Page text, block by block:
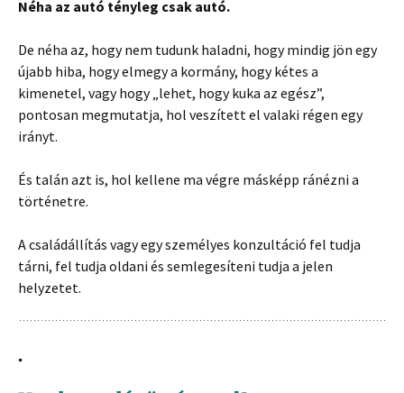
Néha az autó tényleg csak autó.
De néha az, hogy nem tudunk haladni, hogy mindig jön egy
újabb hiba, hogy elmegy a kormány, hogy kétes a
kimenetel, vagy hogy „lehet, hogy kuka az egész”,
pontosan megmutatja, hol veszített el valaki régen egy
irányt.
És talán azt is, hol kellene ma végre másképp ránézni a
történetre.
A családállítás vagy egy személyes konzultáció fel tudja
tárni, fel tudja oldani és semlegesíteni tudja a jelen
helyzetet.
.